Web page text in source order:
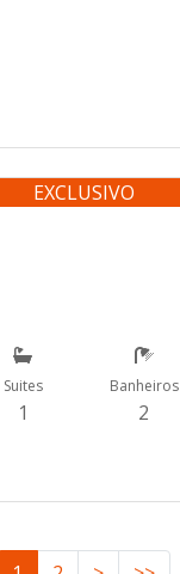
EXCLUSIVO
Suites
1
Banheiros
2